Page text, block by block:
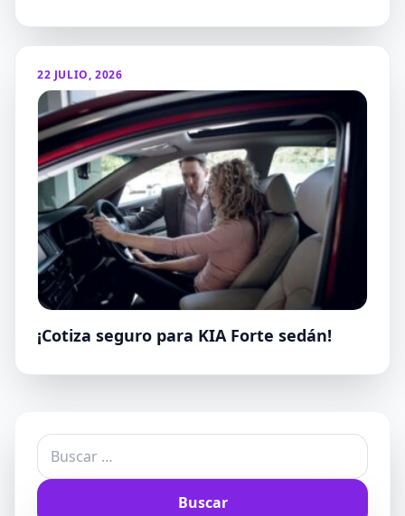
22 JULIO, 2026
¡Cotiza seguro para KIA Forte sedán!
Buscar: